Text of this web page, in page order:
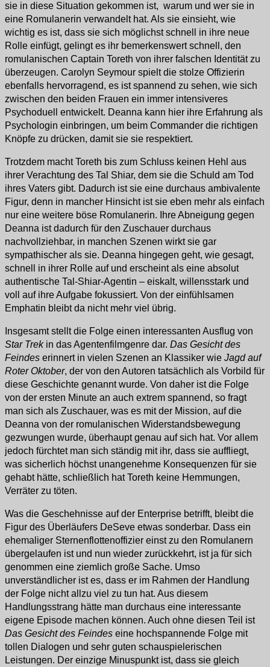
sie in diese Situation gekommen ist, warum und wer sie in
eine Romulanerin verwandelt hat. Als sie einsieht, wie
wichtig es ist, dass sie sich möglichst schnell in ihre neue
Rolle einfügt, gelingt es ihr bemerkenswert schnell, den
romulanischen Captain Toreth von ihrer falschen Identität zu
überzeugen. Carolyn Seymour spielt die stolze Offizierin
ebenfalls hervorragend, es ist spannend zu sehen, wie sich
zwischen den beiden Frauen ein immer intensiveres
Psychoduell entwickelt. Deanna kann hier ihre Erfahrung als
Psychologin einbringen, um beim Commander die richtigen
Knöpfe zu drücken, damit sie sie respektiert.
Trotzdem macht Toreth bis zum Schluss keinen Hehl aus
ihrer Verachtung des Tal Shiar, dem sie die Schuld am Tod
ihres Vaters gibt. Dadurch ist sie eine durchaus ambivalente
Figur, denn in mancher Hinsicht ist sie eben mehr als einfach
nur eine weitere böse Romulanerin. Ihre Abneigung gegen
Deanna ist dadurch für den Zuschauer durchaus
nachvollziehbar, in manchen Szenen wirkt sie gar
sympathischer als sie. Deanna hingegen geht, wie gesagt,
schnell in ihrer Rolle auf und erscheint als eine absolut
authentische Tal-Shiar-Agentin – eiskalt, willensstark und
voll auf ihre Aufgabe fokussiert. Von der einfühlsamen
Emphatin bleibt da nicht mehr viel übrig.
Insgesamt stellt die Folge einen interessanten Ausflug von
Star Trekin das Agentenfilmgenre dar. Das Gesicht des
Feindes erinnert in vielen Szenen an Klassiker wie Jagd auf
Roter Oktober, der von den Autoren tatsächlich als Vorbild für
diese Geschichte genannt wurde. Von daher ist die Folge
von der ersten Minute an auch extrem spannend, so fragt
man sich als Zuschauer, was es mit der Mission, auf die
Deanna von der romulanischen Widerstandsbewegung
gezwungen wurde, überhaupt genau auf sich hat. Vor allem
jedoch fürchtet man sich ständig mit ihr, dass sie auffliegt,
was sicherlich höchst unangenehme Konsequenzen für sie
gehabt hätte, schließlich hat Toreth keine Hemmungen,
Verräter zu töten.
Was die Geschehnisse auf der Enterprise betrifft, bleibt die
Figur des Überläufers DeSeve etwas sonderbar. Dass ein
ehemaliger Sternenflottenoffizier einst zu den Romulanern
übergelaufen ist und nun wieder zurückkehrt, ist ja für sich
genommen eine ziemlich große Sache. Umso
unverständlicher ist es, dass er im Rahmen der Handlung
der Folge nicht allzu viel zu tun hat. Aus diesem
Handlungsstrang hätte man durchaus eine interessante
eigene Episode machen können. Auch ohne diesen Teil ist
Das Gesicht des Feindes eine hochspannende Folge mit
tollen Dialogen und sehr guten schauspielerischen
Leistungen. Der einzige Minuspunkt ist, dass sie gleich